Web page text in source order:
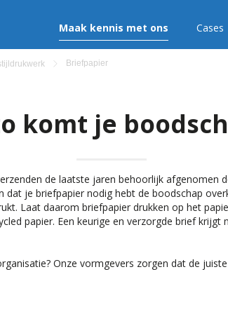
Maak kennis met ons Cases
Briefpapier
komt je
de laatste jaren behoorlijk afgenomen
dat je briefpapier nodig hebt de boodschap
Laat daarom briefpapier drukken op het
papier. Een keurige en verzorgde brief krijgt
Onze vormgevers zorgen dat de